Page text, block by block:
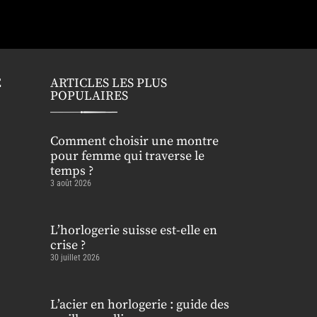
ARTICLES LES PLUS
POPULAIRES
Comment choisir une montre
pour femme qui traverse le
temps ?
3 août 2026
L’horlogerie suisse est-elle en
crise ?
30 juillet 2026
L’acier en horlogerie : guide des